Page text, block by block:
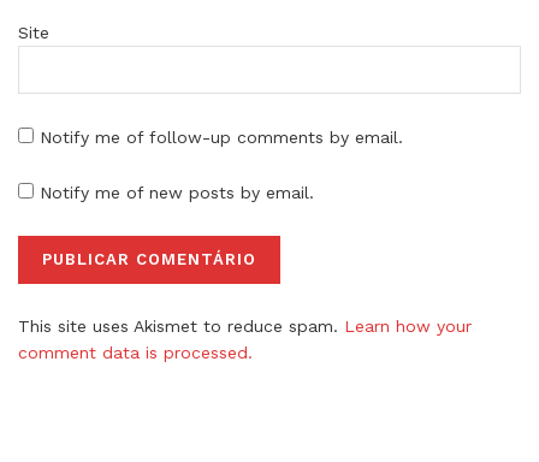
Site
Notify me of follow-up comments by email.
Notify me of new posts by email.
This site uses Akismet to reduce spam. Learn how your
comment data is processed.